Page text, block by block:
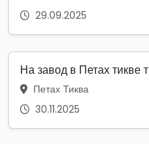
29.09.2025
На завод в Петах тикве
Петах Тиква
30.11.2025